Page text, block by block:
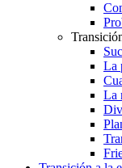
La
La